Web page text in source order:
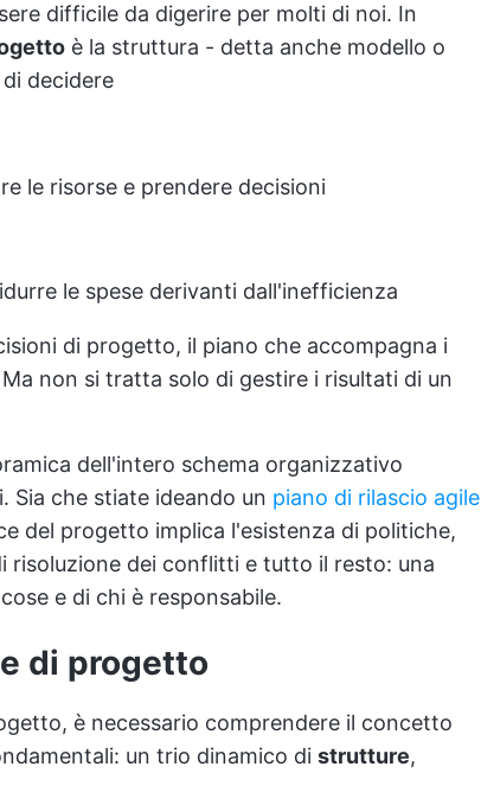
difficile da digerire per molti di noi. In
è la struttura - detta anche modello o
decidere
le risorse e prendere decisioni
le spese derivanti dall'inefficienza
di progetto, il piano che accompagna i
non si tratta solo di gestire i risultati di un
dell'intero schema organizzativo
Sia che stiate ideando un piano di rilascio agile
del progetto implica l'esistenza di politiche,
risoluzione dei conflitti e tutto il resto: una
e di chi è responsabile.
di progetto
è necessario comprendere il concetto
un trio dinamico di strutture,